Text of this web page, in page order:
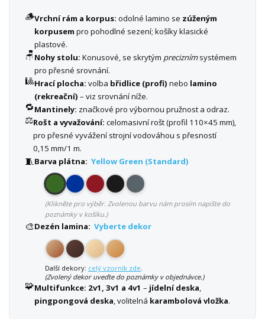
🪵Vrchní rám a korpus: odolné lamino se zúženým
korpusem pro pohodlné sezení; košíky klasické
plastové.
🪑 Nohy stolu: Konusové, se skrytým preciznímsystémem
pro přesné srovnání.
🎱Hrací plocha: volba břidlice (profi) nebo lamino
(rekreační) – viz srovnání níže.
🔁Mantinely: značkové pro výbornou pružnost a odraz.
⚖️Rošt a vyvažování: celomasivní rošt (profil 110×45 mm),
pro přesné vyvážení strojní vodováhou s přesností
0,15 mm/1 m.
🧵Barva plátna: Yellow Green (Standard)
(Klikněte pro výběr. Zvolenou barvu nám prosím napište do
poznámky v košíku.)
🎨Dezén lamina: Vyberte dekor
Další dekory: celý vzorník zde.
(Zvolený dekor uveďte do poznámky v objednávce.)
🧩Multifunkce: 2v1, 3v1 a 4v1 – jídelní deska,
pingpongová deska, volitelná karambolová vložka.